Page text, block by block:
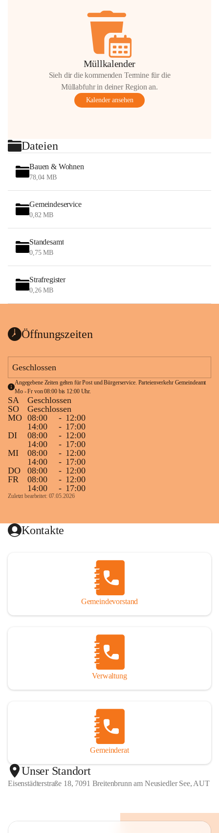
Müllkalender
Sieh dir die kommenden Termine für die
Müllabfuhr in deiner Region an.
Kalender ansehen
Dateien
Bauen & Wohnen
78,04 MB
Gemeindeservice
0,82 MB
Standesamt
0,75 MB
Strafregister
0,26 MB
Öffnungszeiten
Geschlossen
Angegebene Zeiten gelten für Post und Bürgerservice. Parteienverkehr Gemeindeamt
Mo - Fr von 08:00 bis 12:00 Uhr.
SA
Geschlossen
SO
Geschlossen
MO 08:00 - 12:00
14:00
- 17:00
DI
08:00 - 12:00
14:00
- 17:00
MI
08:00 - 12:00
14:00
- 17:00
DO
08:00 - 12:00
FR
08:00 - 12:00
14:00
- 17:00
Zuletzt bearbeitet: 07.05.2026
Kontakte
Gemeindevorstand
Verwaltung
Gemeinderat
Unser Standort
Eisenstädterstraße 18, 7091 Breitenbrunn am Neusiedler See, AUT